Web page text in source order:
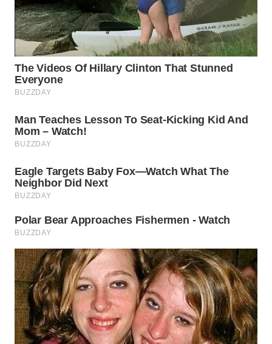
ID
WAHANANEWS
CO ID
WAHANANEWS
NET
WAHANA
SPORT
WAHANA
UMKM
WAHANA
SELEB
WAHANA
PERSONA
WAHANA
OTOMOTIF